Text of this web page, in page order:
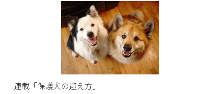
連載「保護犬の迎え方」